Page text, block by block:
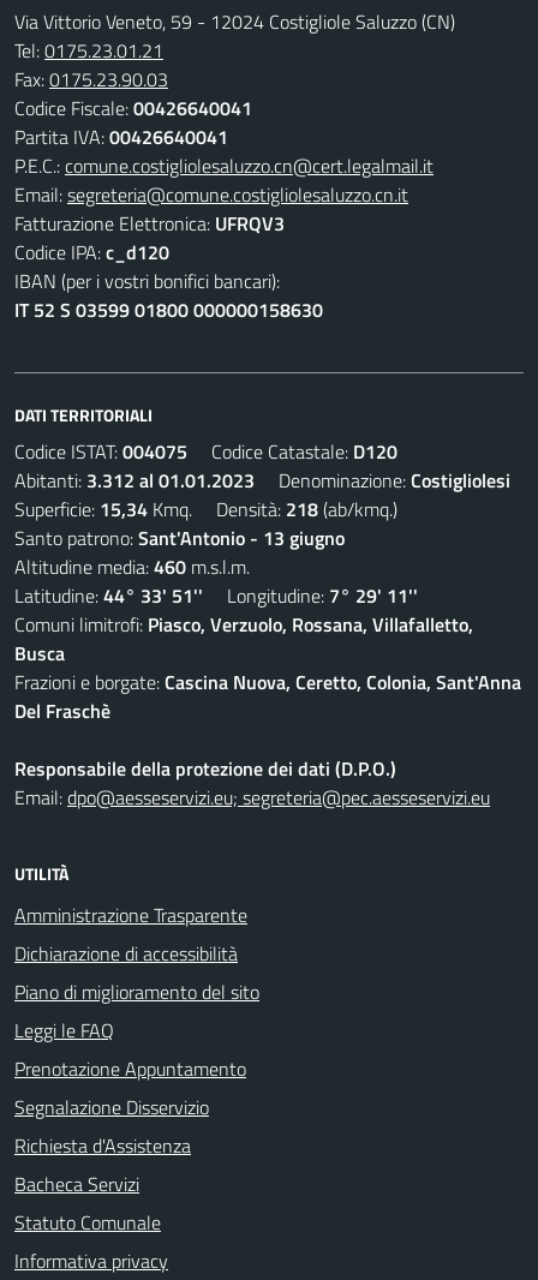
Via Vittorio Veneto, 59 - 12024 Costigliole Saluzzo (CN)
Tel:0175.23.01.21
Fax:0175.23.90.03
Codice Fiscale:00426640041
Partita IVA:00426640041
P.E.C.:comune.costigliolesaluzzo.cn@cert.legalmail.it
Email:segreteria@comune.costigliolesaluzzo.cn.it
Fatturazione Elettronica: UFRQV3
Codice IPA:c_d120
IBAN (per i vostri bonifici bancari):
IT 52 S 03599 01800 000000158630
DATI TERRITORIALI
Codice ISTAT:004075 Codice Catastale: D120
Abitanti: 3.312 al 01.01.2023 Denominazione:Costigliolesi
Superficie: 15,34 Kmq. Densità: 218(ab/kmq.)
Santo patrono:Sant'Antonio - 13 giugno
Altitudine media:460 m.s.l.m.
Latitudine:44° 33' 51'' Longitudine: 7° 29' 11''
Comuni limitrofi: Piasco, Verzuolo, Rossana, Villafalletto,
Busca
Frazioni e borgate:Cascina Nuova, Ceretto, Colonia, Sant'Anna
Del Fraschè
Responsabile della protezione dei dati (D.P.O.)
Email:dpo@aesseservizi.eu; segreteria@pec.aesseservizi.eu
UTILITÀ
Amministrazione Trasparente
Dichiarazione di accessibilità
Piano di miglioramento del sito
Leggi le FAQ
Prenotazione Appuntamento
Segnalazione Disservizio
Richiesta d'Assistenza
Bacheca Servizi
Statuto Comunale
Informativa privacy